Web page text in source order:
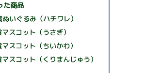
た商品
ぬいぐるみ（ハチワレ）
マスコット（うさぎ）
マスコット（ちいかわ）
マスコット（くりまんじゅう）